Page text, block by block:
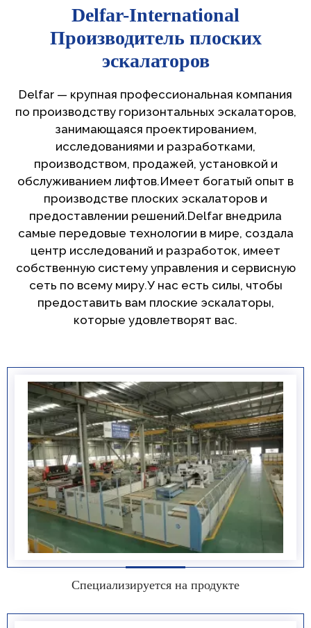
Delfar-International
Производитель плоских
эскалаторов
Delfar — крупная профессиональная компания
по производству горизонтальных эскалаторов,
занимающаяся проектированием,
исследованиями и разработками,
производством, продажей, установкой и
обслуживанием лифтов.Имеет богатый опыт в
производстве плоских эскалаторов и
предоставлении решений.Delfar внедрила
самые передовые технологии в мире, создала
центр исследований и разработок, имеет
собственную систему управления и сервисную
сеть по всему миру.У нас есть силы, чтобы
предоставить вам плоские эскалаторы,
которые удовлетворят вас.
Специализируется на продукте